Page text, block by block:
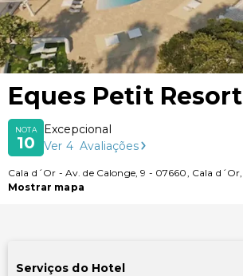
Eques Petit Resort
NOTA
10
Excepcional
Ver 4 Avaliações
Cala d´Or - Av. de Calonge, 9 - 07660, Cala d´Or,
Mostrar mapa
Serviços do Hotel